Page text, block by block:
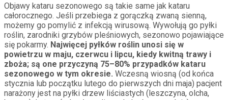
Objawy kataru sezonowego są takie same jak kataru
całorocznego. Jeśli przebiega z gorączką zwaną sienną,
możemy go pomylić z infekcją wirusową. Wywołują go pyłki
roślin, zarodniki grzybów pleśniowych, sezonowo pojawiające
się pokarmy. Najwięcej pyłków roślin unosi się w
powietrzu w maju, czerwcu i lipcu, kiedy kwitną trawy i
zboża; są one przyczyną 75–80% przypadków kataru
sezonowego w tym okresie. Wczesną wiosną (od końca
stycznia lub początku lutego do pierwszych dni maja) pacjent
narażony jest na pyłki drzew liściastych (leszczyna, olcha,